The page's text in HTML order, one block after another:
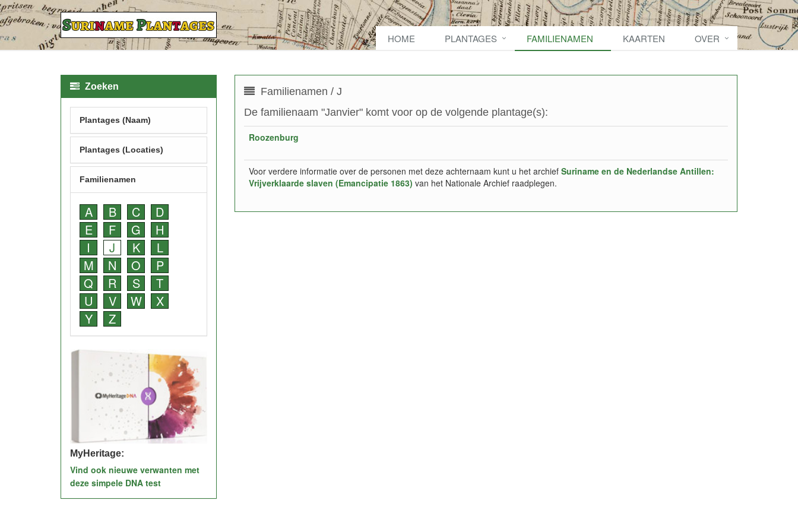
HOME PLANTAGES FAMILIENAMEN KAARTEN OVER
Familienamen / J
De familienaam "Janvier" komt voor op de volgende plantage(s):
Roozenburg
Voor verdere informatie over de personen met deze achternaam kunt u het archief Suriname en de Nederlandse Antillen:
Vrijverklaarde slaven (Emancipatie 1863) van het Nationale Archief raadplegen.
Zoeken
Plantages (Naam)
Plantages (Locaties)
Familienamen
A B C
D
E
F G
H
I
J K
L
M
N O
P
Q
R S
T
U
V W
X
Y
Z
MyHeritage:
Vind ook nieuwe verwanten met
deze simpele DNA test